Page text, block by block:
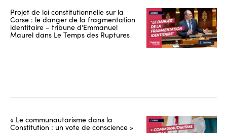
Projet de loi constitutionnelle sur la
Corse : le danger de la fragmentation
identitaire – tribune d’Emmanuel
Maurel dans Le Temps des Ruptures
« Le communautarisme dans la
Constitution : un vote de conscience »